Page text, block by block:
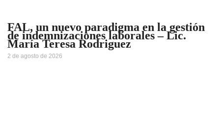
FAL, un nuevo paradigma en la gestión
de indemnizaciones laborales – Lic.
María Teresa Rodriguez
2 de agosto de 2026